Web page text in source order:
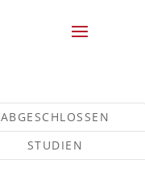
ABGESCHLOSSEN
STUDIEN